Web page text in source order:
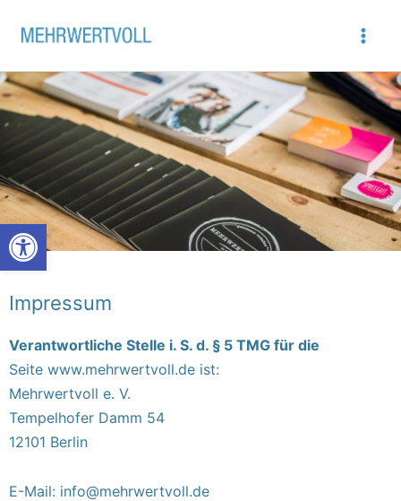
Open toolbar
Inhalt
Impressum
Verantwortliche Stelle i. S. d. § 5 TMG für die
Seite www.mehrwertvoll.de ist:
Mehrwertvoll e. V.
Tempelhofer Damm 54
12101 Berlin
E-Mail: info@mehrwertvoll.de